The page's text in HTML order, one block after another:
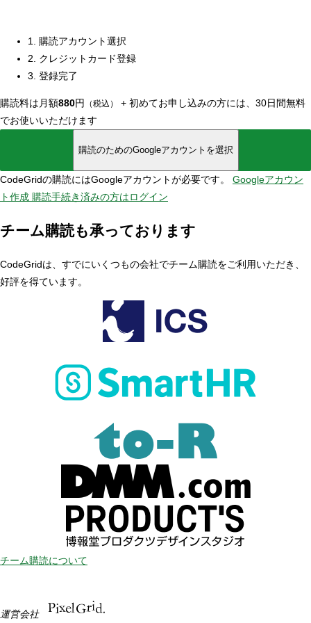
1. 購読アカウント選択
2. クレジットカード登録
3. 登録完了
購読料は月額880円 （税込） + 初めてお申し込みの方には、30日間無料
でお使いいただけます
購読のためのGoogleアカウントを選択
CodeGridの購読にはGoogleアカウントが必要です。 Googleアカウン
ト作成 購読手続き済みの方はログイン
チーム購読も承っております
CodeGridは、すでにいくつもの会社でチーム購読をご利用いただき、
好評を得ています。
チーム購読について
運営会社